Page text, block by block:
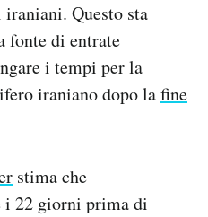
Questo sta
fonte di entrate
i tempi per la
iraniano dopo lafine
stima che
i 22 giorni prima di